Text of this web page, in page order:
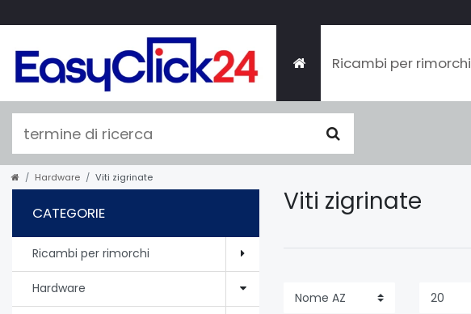
Ricambi per rimorchi
Hardware Viti zigrinate
CATEGORIE
Ricambi per rimorchi
Hardware
Viti zigrinate